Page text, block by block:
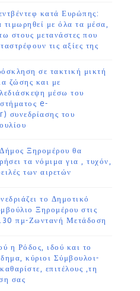
κατά Ευρώπης:
τιμωρηθεί με όλα τα μέσα,
στους μετανάστες που
τις αξίες της
σε τακτική μικτή
ζώσης και με
μέσω του
e-
του
Ξηρομέρου θα
τα νόμιμα για , τυχόν,
των αιρετών
το Δημοτικό
Ξηρομέρου στις
πμ-Ζωντανή Μετάδοση
η Ρόδος, ιδού και το
κύριοι Σύμβουλοι-
επιτέλους ,τη
σας